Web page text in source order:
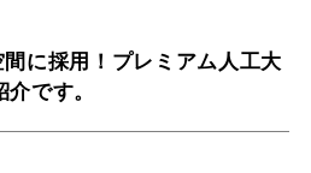
に採用！プレミアム人工大
です。